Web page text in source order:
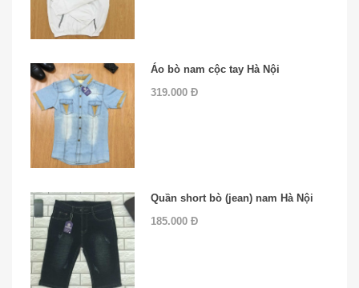
Áo bò nam cộc tay Hà Nội
319.000 Đ
Quần short bò (jean) nam Hà Nội
185.000 Đ